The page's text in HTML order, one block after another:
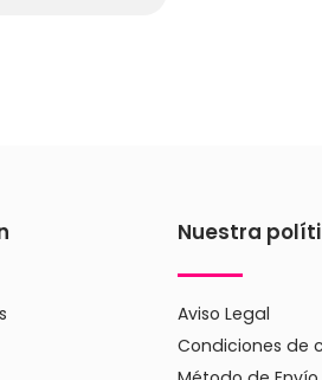
Nuestra
Aviso Legal
Condiciones de